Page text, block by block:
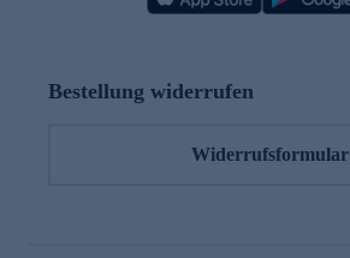
Bestellung widerrufen
Widerrufsformular